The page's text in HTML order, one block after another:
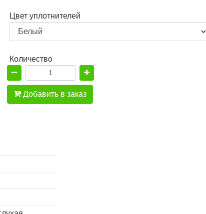
Цвет уплотнителей
Количество
Добавить в заказ